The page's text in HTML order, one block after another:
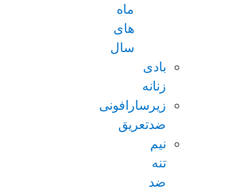
ماه
های
سال
بادی
زنانه
زیرسارافونی
ضدتعریق
نیم
تنه
ضد